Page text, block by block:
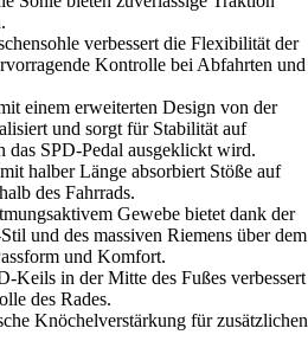
verbessert die Flexibilität der
Kontrolle bei Abfahrten und
einem erweiterten Design von der
und sorgt für Stabilität auf
das SPD-Pedal ausgeklickt wird.
halber Länge absorbiert Stöße auf
des Fahrrads.
Gewebe bietet dank der
und des massiven Riemens über dem
und Komfort.
Keils in der Mitte des Fußes verbessert
des Rades.
Knöchelverstärkung für zusätzlichen